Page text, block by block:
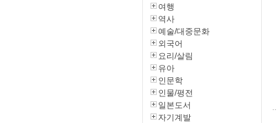
여행
역사
예술/대중문화
외국어
요리/살림
유아
인문학
인물/평전
일본도서
자기계발